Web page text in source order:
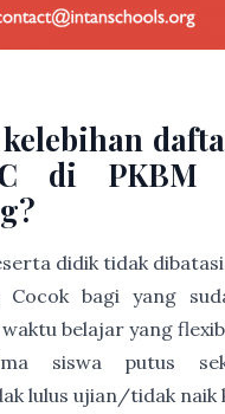
di PKBM
didik tidak dibatasi
Cocok bagi yang
belajar yang
siswa putus
lulus ujian/tidak naik